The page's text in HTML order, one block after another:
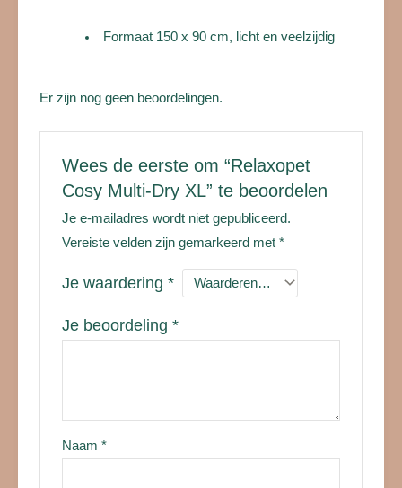
Formaat 150 x 90 cm, licht en veelzijdig
Er zijn nog geen beoordelingen.
Wees de eerste om “Relaxopet
Cosy Multi-Dry XL” te beoordelen
Je e-mailadres wordt niet gepubliceerd.
Vereiste velden zijn gemarkeerd met*
Je waardering*
Je beoordeling*
Naam*